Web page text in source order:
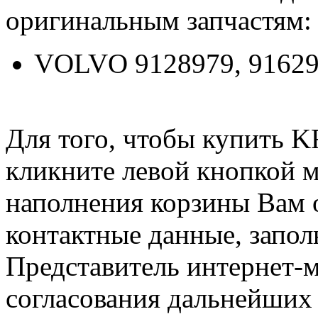
оригинальным запчастям:
VOLVO 9128979,
Для того, чтобы купить
кликните левой
наполнения корзины Вам
контактные данные,
Представитель
согласования